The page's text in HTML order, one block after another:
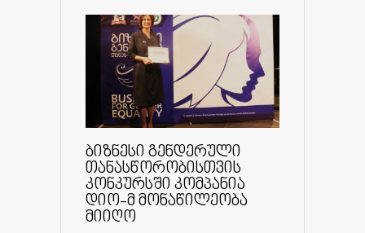
ბიზნესი გენდერული
თანასწორობისთვის
კონკურსში კომპანია
დიო-მ მონაწილეობა
მიიღო